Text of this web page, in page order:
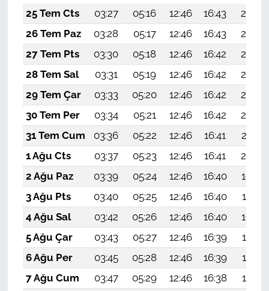
25 Tem Cts
03:27 05:16 12:46 16:43
20:07
26 Tem Paz
03:28 05:17 12:46 16:43
20:06
27 Tem Pts
03:30 05:18 12:46 16:42
20:05
28 Tem Sal
03:31 05:19 12:46 16:42
20:04
29 Tem Çar
03:33 05:20 12:46 16:42
20:03
30 Tem Per
03:34 05:21 12:46 16:42
20:02
31 Tem Cum
03:36 05:22 12:46 16:41
20:01
1 Ağu Cts
03:37 05:23 12:46 16:41
20:00
2 Ağu Paz
03:39 05:24 12:46 16:40
19:58
3 Ağu Pts
03:40 05:25 12:46 16:40
19:57
4 Ağu Sal
03:42 05:26 12:46 16:40
19:56
5 Ağu Çar
03:43 05:27 12:46 16:39
19:55
6 Ağu Per
03:45 05:28 12:46 16:39
19:54
7 Ağu Cum
03:47 05:29 12:46 16:38
19:53